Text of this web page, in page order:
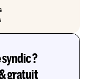
?
gratuit